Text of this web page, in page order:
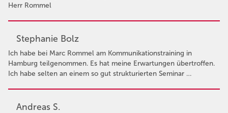
Herr Rommel
Stephanie Bolz
Ich habe bei Marc Rommel am Kommunikationstraining in
Hamburg teilgenommen. Es hat meine Erwartungen übertroffen.
Ich habe selten an einem so gut strukturierten Seminar …
Andreas S.